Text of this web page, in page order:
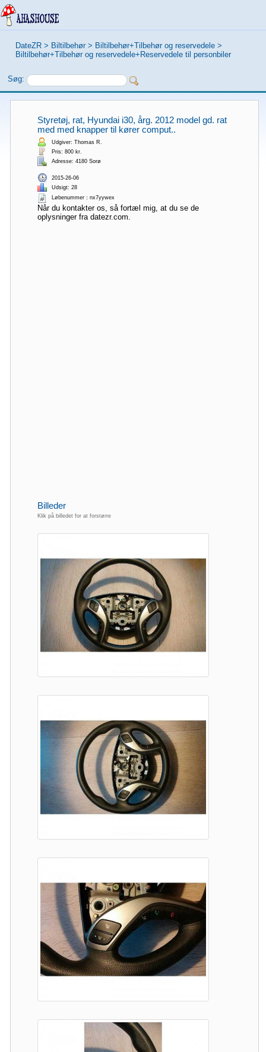
DateZR > Biltilbehør > Biltilbehør+Tilbehør og reservedele >
Biltilbehør+Tilbehør og reservedele+Reservedele til personbiler
Søg:
Styretøj, rat, Hyundai i30, årg. 2012 model gd. rat
med med knapper til kører comput..
Udgiver: Thomas R.
Pris: 800 kr.
Adresse: 4180 Sorø
2015-26-06
Udsigt: 28
Løbenummer：nx7yywex
Når du kontakter os, så fortæl mig, at du se de
oplysninger fra datezr.com.
Billeder
Klik på billedet for at forstørre